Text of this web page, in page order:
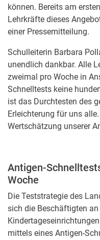
können. Bereits am
Lehrkräfte dieses
einer Pressemitteilung.
Schulleiterin Barbara
unendlich dankbar. Alle
zweimal pro Woche in
Schnelltests keine
ist das Durchtesten des
Erleichterung für uns
Wertschätzung unserer
Antigen-
Woche
Die Teststrategie des
sich die Beschäftigten
mittels eines Antigen-